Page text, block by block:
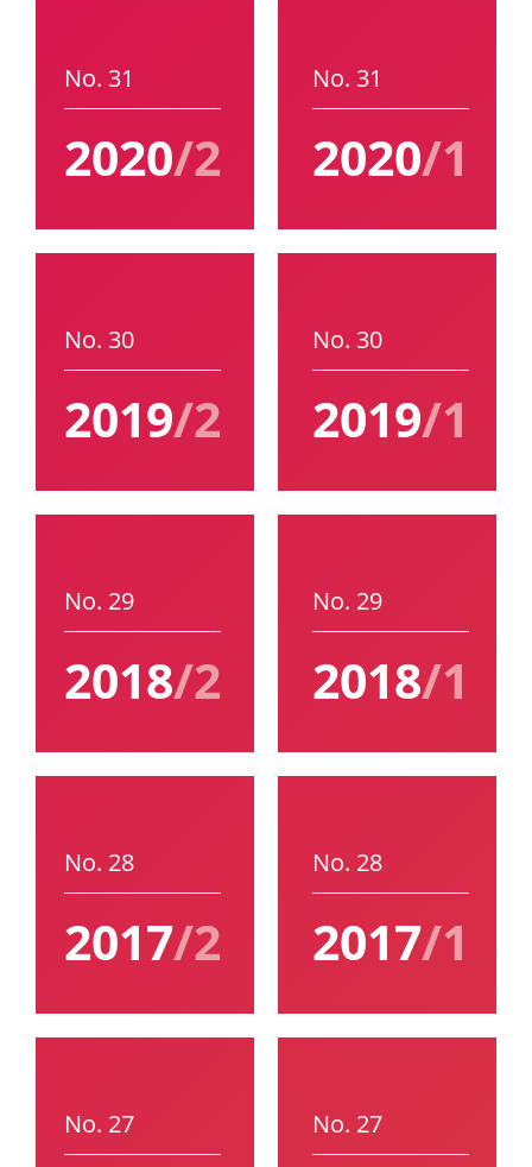
No. 31
2020/2
No. 31
2020/1
No. 30
2019/2
No. 30
2019/1
No. 29
2018/2
No. 29
2018/1
No. 28
2017/2
No. 28
2017/1
No. 27 No. 27